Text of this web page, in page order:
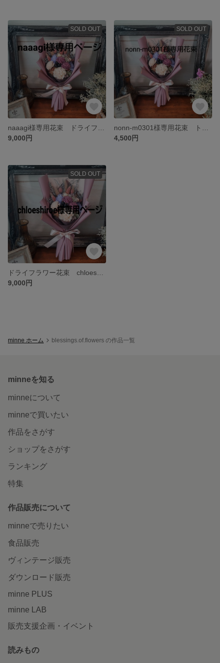
SOLD OUT
9,000円
SOLD OUT
4,500円
SOLD OUT
9,000円
minne ホーム blessings.of.flowers の作品一覧
minneを知る
minneについて
minneで買いたい
作品をさがす
ショップをさがす
ランキング
特集
作品販売について
minneで売りたい
食品販売
ヴィンテージ販売
ダウンロード販売
minne PLUS
minne LAB
販売支援企画・イベント
読みもの